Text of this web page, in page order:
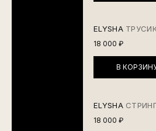
ELYSHA
18 000 ₽
В
ELYSHA
18 000 ₽